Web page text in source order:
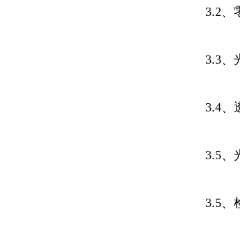
3.2、
3.3、
3.4、
3.5、
3.5、